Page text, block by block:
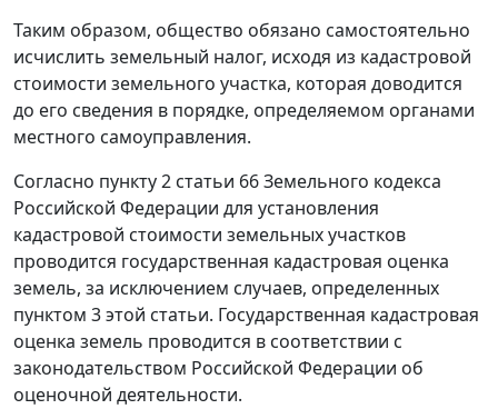
Таким образом, общество обязано самостоятельно
исчислить земельный налог, исходя из кадастровой
стоимости земельного участка, которая доводится
до его сведения в порядке, определяемом органами
местного самоуправления.
Согласно пункту 2 статьи 66Земельного кодекса
Российской Федерации для установления
кадастровой стоимости земельных участков
проводится государственная кадастровая оценка
земель, за исключением случаев, определенных
пунктом 3этой статьи. Государственная кадастровая
оценка земель проводится в соответствии с
законодательством Российской Федерации об
оценочной деятельности.